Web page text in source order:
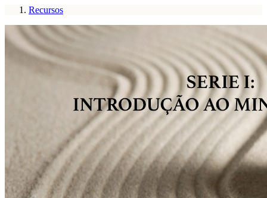
Recursos